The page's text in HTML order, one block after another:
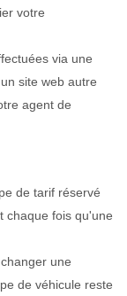
votre
via une
site web autre
agent de
de tarif réservé
chaque fois qu'une
une
de véhicule reste